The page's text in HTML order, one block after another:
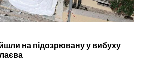
на підозрювану у вибуху